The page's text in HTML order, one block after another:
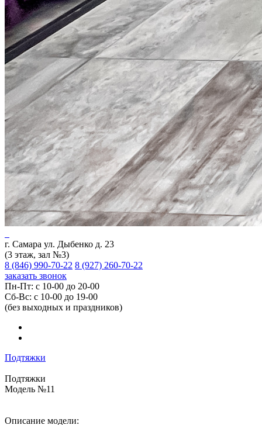
г. Самара ул. Дыбенко д. 23
(3 этаж, зал №3)
8 (846) 990-70-22 8 (927) 260-70-22
заказать звонок
Пн-Пт: с 10-00 до 20-00
Сб-Вс: с 10-00 до 19-00
(без выходных и праздников)
Подтяжки
Подтяжки
Модель №11
Описание модели: